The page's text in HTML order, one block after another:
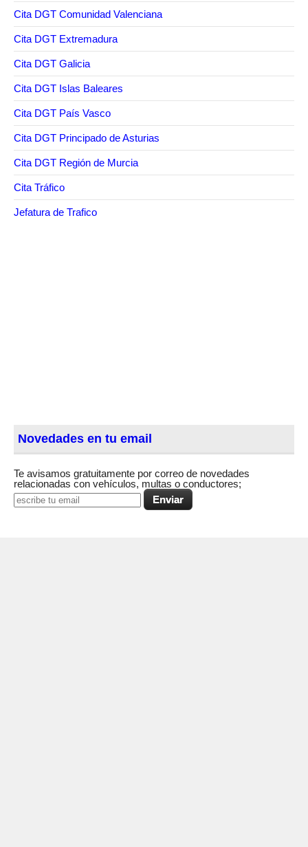
Cita DGT Comunidad Valenciana
Cita DGT Extremadura
Cita DGT Galicia
Cita DGT Islas Baleares
Cita DGT País Vasco
Cita DGT Principado de Asturias
Cita DGT Región de Murcia
Cita Tráfico
Jefatura de Trafico
Novedades en tu email
Te avisamos gratuitamente por correo de novedades
relacionadas con vehículos, multas o conductores;